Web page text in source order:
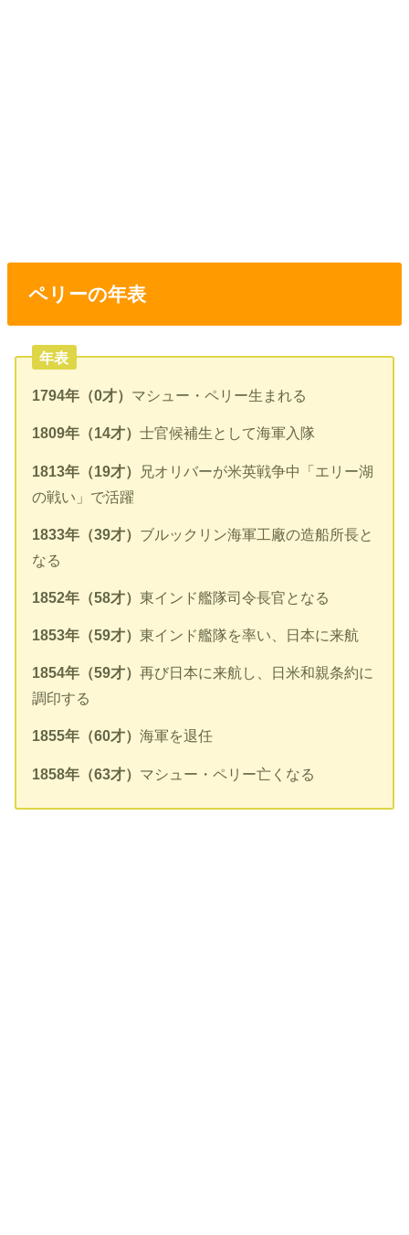
ペリーの年表
年表
1794年（0才） マシュー・ペリー生まれる
1809年（14才）士官候補生として海軍入隊
1813年（19才）
兄オリバーが米英戦争中「エリー湖
の戦い」で活躍
1833年（39才） ブルックリン海軍工廠の造船所長と
なる
1852年（58才）東インド艦隊司令長官となる
1853年（59才）東インド艦隊を率い、日本に来航
1854年（59才）再び日本に来航し、日米和親条約に
調印する
1855年（60才）海軍を退任
1858年（63才） マシュー・ペリー亡くなる